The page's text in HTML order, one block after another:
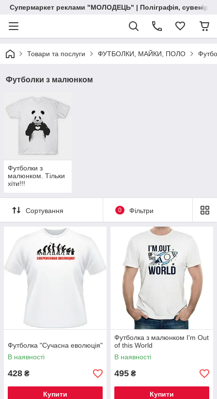
Супермаркет реклами "МОЛОДЕЦЬ" | Поліграфія, сувенірна
Товари та послуги ФУТБОЛКИ, МАЙКИ, ПОЛО
Футболки з малюнком
Футболки з
малюнком. Тільки
хіти!!!
Сортування 0 Фільтри
Футболка "Сучасна еволюція"
В наявності
428 ₴
Купити
Футболка з малюнком I'm Out
of this World
В наявності
495 ₴
Купити